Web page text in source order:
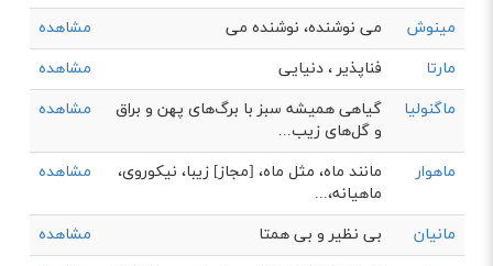
مینوش می نوشنده، نوشنده می
مشاهده
مارتا
فناپذیر ، دنیایی
مشاهده
ماگنولیا
گیاهی همیشه سبز با برگ‌های پهن و براق
و گل‌های زیب...
مشاهده
ماهوار
مانند ماه، مثل ماه، [مجاز] زیبا، نیکوروی،
ماهیانه،...
مشاهده
مانیان بی نظیر و بی همتا
مشاهده